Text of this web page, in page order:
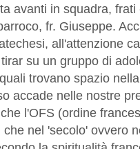
avanti in squadra, frati
fr. Giuseppe.
all'attenzione
su un gruppo di
trovano spazio
accade nelle nostre
l'OFS (ordine
nel 'secolo' ovvero